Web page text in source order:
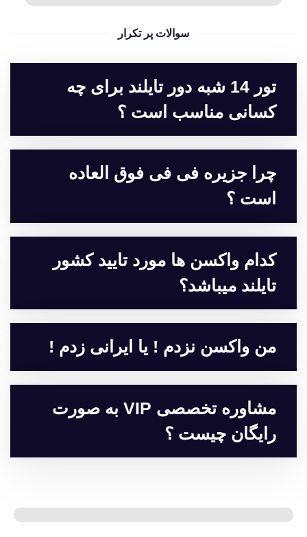
سوالات پر تکرار
تور 14 شبه دور تایلند برای چه
کسانی مناسب است ؟
چرا جزیره فی فی فوق العاده
است ؟
کدام واکسن ها مورد تایید کشور
تایلند میباشد؟
من واکسن نزدم ! یا ایرانی زدم !
مشاوره تخصصی VIP به صورت
رایگان چیست ؟